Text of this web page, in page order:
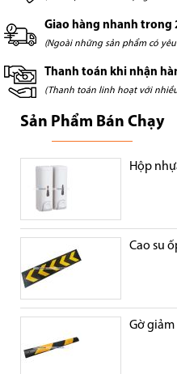
Giao hàng nhanh trong
(Ngoài những sản phẩm có
Thanh toán khi nhận
(Thanh toán linh hoạt với
Sản Phẩm Bán Chạy
Hộp
Cao su
Gờ